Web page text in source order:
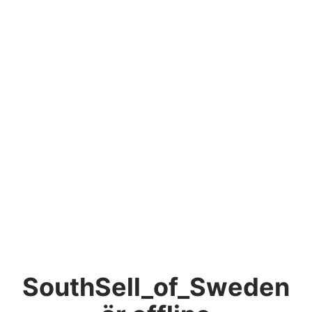
SouthSell_of_Sweden